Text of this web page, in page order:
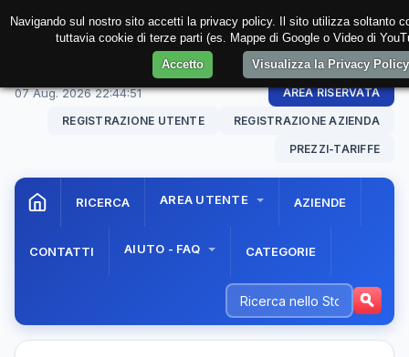
07 Aug. 202622:44:52 AREA RISERVATA
REGISTRAZIONE UTENTE REGISTRAZIONE AZIENDA
PREZZI-TARIFFE
RICERCA AREA UTENTE AZIENDE
CONTATTI AIUTO - FAQ CATEGORIE
Navigando sul nostro sito accetti la privacy policy. Il sito utilizza soltanto
tuttavia cookie di terze parti (es. Mappe di Google o Video di
Accetto
Visualizza la Privacy